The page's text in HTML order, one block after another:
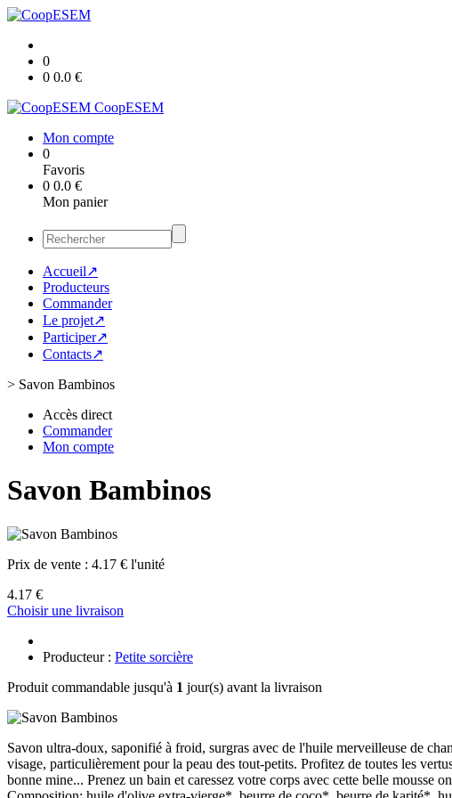
0
0 0.0 €
CoopESEM
Mon compte
0
Favoris
0 0.0 €
Mon panier
Accueil↗
Producteurs
Commander
Le projet↗
Participer↗
Contacts↗
> Savon Bambinos
Accès direct
Commander
Mon compte
Savon Bambinos
Prix de vente : 4.17 € l'unité
4.17 €
Choisir une livraison
Producteur : Petite sorcière
Produit commandable jusqu'à 1 jour(s) avant la livraison
Savon ultra-doux, saponifié à froid, surgras avec de l'huile merveilleuse de
visage, particulièrement pour la peau des tout-petits. Profitez de toutes les
bonne mine... Prenez un bain et caressez votre corps avec cette belle mousse